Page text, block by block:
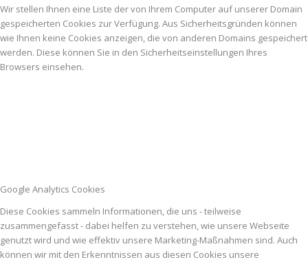
Wir stellen Ihnen eine Liste der von Ihrem Computer auf unserer Domain
gespeicherten Cookies zur Verfügung. Aus Sicherheitsgründen können
wie Ihnen keine Cookies anzeigen, die von anderen Domains gespeichert
werden. Diese können Sie in den Sicherheitseinstellungen Ihres
Browsers einsehen.
Google Analytics Cookies
Diese Cookies sammeln Informationen, die uns - teilweise
zusammengefasst - dabei helfen zu verstehen, wie unsere Webseite
genutzt wird und wie effektiv unsere Marketing-Maßnahmen sind. Auch
können wir mit den Erkenntnissen aus diesen Cookies unsere